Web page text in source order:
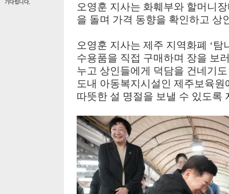
오영훈 지사는 화훼부와 할머니
을 돌며 가격 동향을 확인하고 상
오영훈 지사는 제주 지역화폐 ‘탐
수용품을 직접 구매하며 장을 보
누고 상인들에게 덕담을 건네기
도내 아동복지시설인 제주보육
따뜻한 설 명절을 보낼 수 있도록